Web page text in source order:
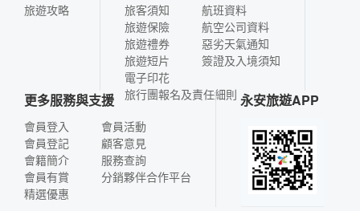
旅遊攻略
旅客須知
旅遊保險
旅遊禮券
旅遊短片
電子印花
航班資料
航空公司資料
惡劣天氣通知
簽證及入境須知
旅行團報名及責任細則
更多服務與支援
會員登入
會員登記
會籍簡介
會員有賞
精選優惠
會員活動
顧客意見
服務查詢
分銷夥伴合作平台
永安旅遊APP